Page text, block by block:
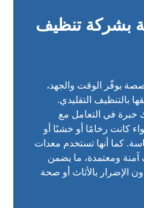
بشركة تنظيف
يوفّر الوقت والجهد،
بالتنظيف التقليدي.
خبرة في التعامل مع
كانت رخامًا أو خشبًا أو
كما أنها تستخدم معدات
ومعتمدة، ما يضمن
دون الإضرار بالأثاث أو صحة